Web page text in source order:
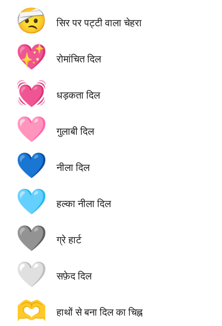
🤕 सिर पर पट्टी वाला चेहरा
💖 रोमांचित दिल
💓 धड़कता दिल
🩷 गुलाबी दिल
💙 नीला दिल
🩵 हल्का नीला दिल
🩶 ग्रे हार्ट
🤍 सफ़ेद दिल
🫶 हाथों से बना दिल का चिह्न